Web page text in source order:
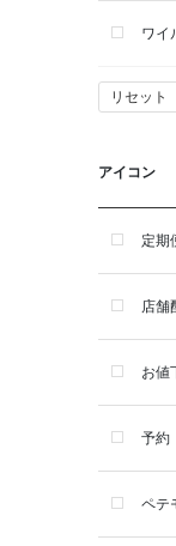
ワイ
ナチ
ウェ
アー
セレ
リガロ
ソル
フィ
リセット
アイコン
定期
店舗
お値
予約
ペテ